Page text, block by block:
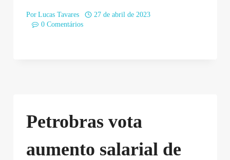
Por Lucas Tavares
27 de abril de 2023
0 Comentários
Petrobras vota
aumento salarial de